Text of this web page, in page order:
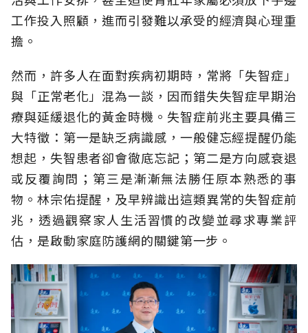
工作投入照顧，進而引發難以承受的經濟與心理重
擔。
然而，許多人在面對疾病初期時，常將「失智症」
與「正常老化」混為一談，因而錯失失智症早期治
療與延緩退化的黃金時機。失智症前兆主要具備三
大特徵：第一是缺乏病識感，一般健忘經提醒仍能
想起，失智患者卻會徹底忘記；第二是方向感衰退
或反覆詢問；第三是漸漸無法勝任原本熟悉的事
物。林宗佑提醒，及早辨識出這類異常的失智症前
兆，透過觀察家人生活習慣的改變並尋求專業評
估，是啟動家庭防護網的關鍵第一步。